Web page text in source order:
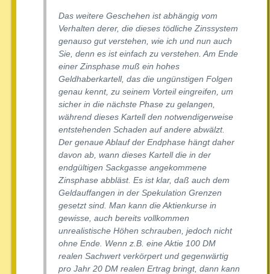
Das weitere Geschehen ist abhängig vom
Verhalten derer, die dieses tödliche Zinssystem
genauso gut verstehen, wie ich und nun auch
Sie, denn es ist einfach zu verstehen. Am Ende
einer Zinsphase muß ein hohes
Geldhaberkartell, das die ungünstigen Folgen
genau kennt, zu seinem Vorteil eingreifen, um
sicher in die nächste Phase zu gelangen,
während dieses Kartell den notwendigerweise
entstehenden Schaden auf andere abwälzt.
Der genaue Ablauf der Endphase hängt daher
davon ab, wann dieses Kartell die in der
endgültigen Sackgasse angekommene
Zinsphase abbläst. Es ist klar, daß auch dem
Geldauffangen in der Spekulation Grenzen
gesetzt sind. Man kann die Aktienkurse in
gewisse, auch bereits vollkommen
unrealistische Höhen schrauben, jedoch nicht
ohne Ende. Wenn z.B. eine Aktie 100 DM
realen Sachwert verkörpert und gegenwärtig
pro Jahr 20 DM realen Ertrag bringt, dann kann